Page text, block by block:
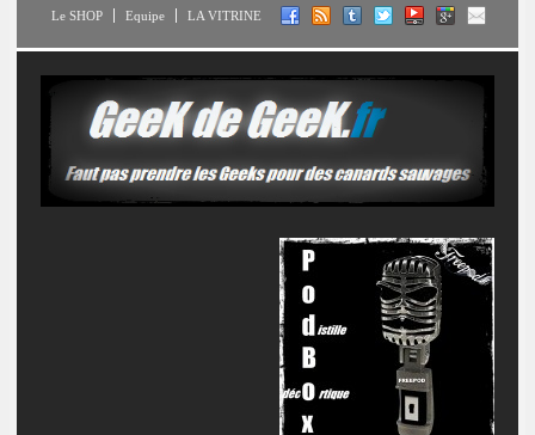
Le SHOP Equipe LA VITRINE